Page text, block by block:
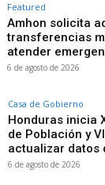
Featured
Amhon solicita
transferencias
atender
6 de agosto de 2026
Casa de Gobierno
Honduras inicia
de Población y
actualizar datos
6 de agosto de 2026